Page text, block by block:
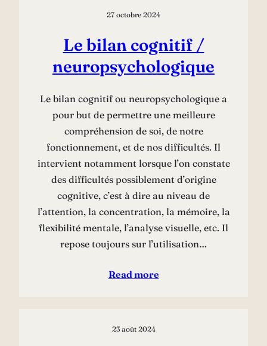
27 octobre 2024
Le bilan cognitif /
neuropsychologique
Le bilan cognitif ou neuropsychologique a
pour but de permettre une meilleure
compréhension de soi, de notre
fonctionnement, et de nos difficultés. Il
intervient notamment lorsque l’on constate
des difficultés possiblement d’origine
cognitive, c’est à dire au niveau de
l’attention, la concentration, la mémoire, la
flexibilité mentale, l’analyse visuelle, etc. Il
repose toujours sur l’utilisation…
Read more
23 août 2024